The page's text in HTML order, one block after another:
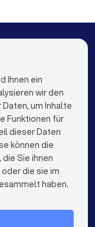
in Bielefeld
in Münster
in Krefeld
Ihnen ein
wir den
um Inhalte
Funktionen für
dieser Daten
können die
Sie ihnen
die sie im
haben.